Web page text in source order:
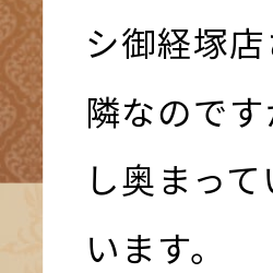
シ御経塚
隣なので
し奥まっ
います。